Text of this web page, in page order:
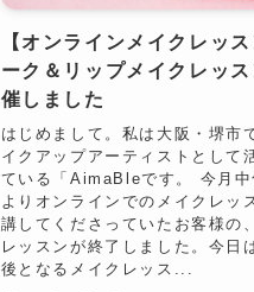
【オンラインメイクレッ
ーク＆リップメイクレッス
催しました
はじめまして。私は大阪・堺市
イクアップアーティストとして
ている「AimaBleです。 今月中
よりオンラインでのメイクレッ
講してくださっていたお客様の
レッスンが終了しました。今日
後となるメイクレッス...